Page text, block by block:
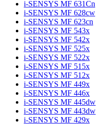
i-SENSYS MF 631Cn
i-SENSYS MF 628cw
i-SENSYS MF 623cn
i-SENSYS MF 543x
i-SENSYS MF 542x
i-SENSYS MF 525x
i-SENSYS MF 522x
i-SENSYS MF 515x
i-SENSYS MF 512x
i-SENSYS MF 449x
i-SENSYS MF 446x
i-SENSYS MF 445dw
i-SENSYS MF 443dw
i-SENSYS MF 429x